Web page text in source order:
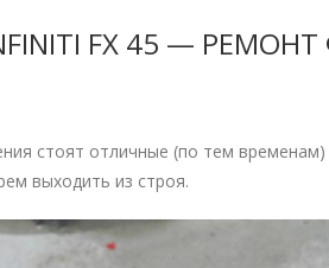
FX 45 —
стоят отличные (по тем
выходить из строя.